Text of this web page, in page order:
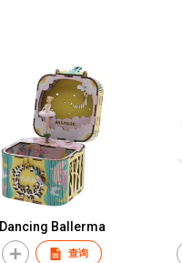
Dancing Ballerma
查询